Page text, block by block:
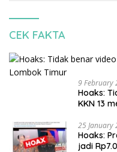
CEK FAKTA
9 February
Hoaks:
KKN 13
25 January
Hoaks:
jadi